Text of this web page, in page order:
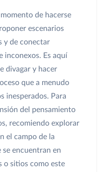
de hacerse
escenarios
y de conectar
inconexos. Es aquí
divagar y hacer
que a menudo
inesperados. Para
del pensamiento
recomiendo explorar
el campo de la
encuentran en
o sitios como este